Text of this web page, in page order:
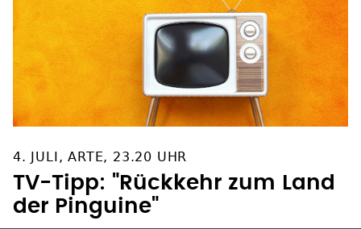
4. JULI, ARTE, 23.20 UHR
TV-Tipp: "Rückkehr zum Land
der Pinguine"